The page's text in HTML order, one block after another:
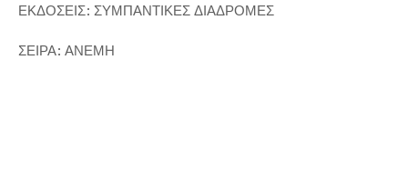
ΕΚΔΟΣΕΙΣ: ΣΥΜΠΑΝΤΙΚΕΣ ΔΙΑΔΡΟΜΕΣ
ΣΕΙΡΑ: ΑΝΕΜΗ